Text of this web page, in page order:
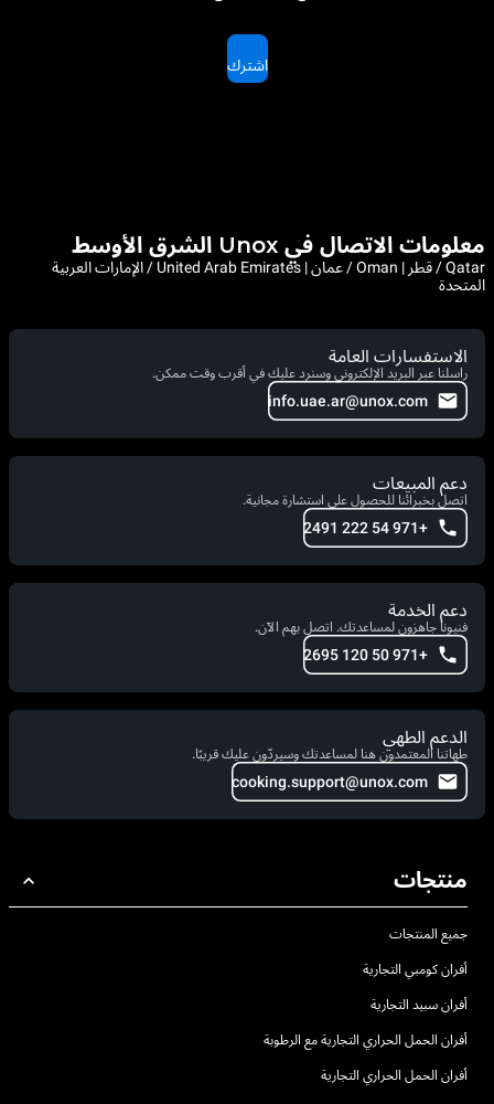
اشترك
معلومات الاتصال في Unox الشرق الأوسط
Qatar / قطر | Oman / عمان | United Arab Emirates / الإمارات العربية
المتحدة
الاستفسارات العامة
راسلنا عبر البريد الإلكتروني وسنرد عليك في أقرب وقت ممكن.
info.uae.ar@unox.com
دعم المبيعات
اتصل بخبرائنا للحصول على استشارة مجانية.
+971 54 222 2491
دعم الخدمة
فنيونا جاهزون لمساعدتك. اتصل بهم الآن.
+971 50 120 2695
الدعم الطهي
طهاتنا المعتمدون هنا لمساعدتك وسيردّون عليك قريبًا.
cooking.support@unox.com
منتجات
جميع المنتجات
أفران كومبي التجارية
أفران سبيد التجارية
أفران الحمل الحراري التجارية مع الرطوبة
أفران الحمل الحراري التجارية